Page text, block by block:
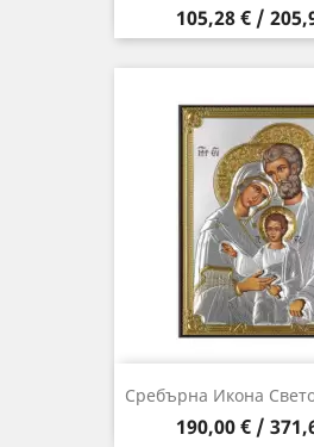
Цена
105,28 € /
Сребърна Икона
Цена
190,00 € /